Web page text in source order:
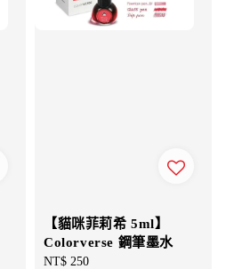
【貓咪菲莉希 5ml】
Colorverse 鋼筆墨水
Regular
NT$ 250